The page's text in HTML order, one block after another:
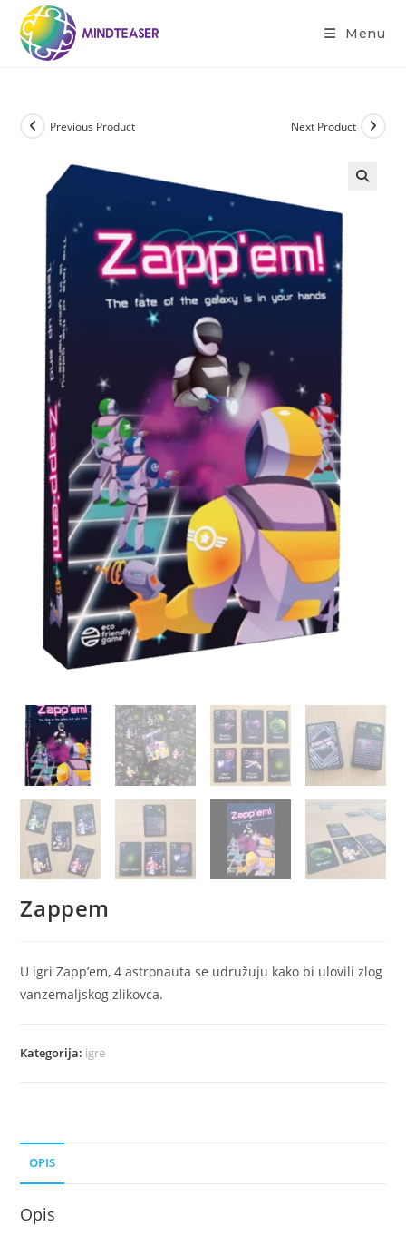
Menu
Previous Product Next Product
Zappem
U igri Zapp’em, 4 astronauta se udružuju kako bi ulovili zlog
vanzemaljskog zlikovca.
Kategorija: igre
OPIS
Opis